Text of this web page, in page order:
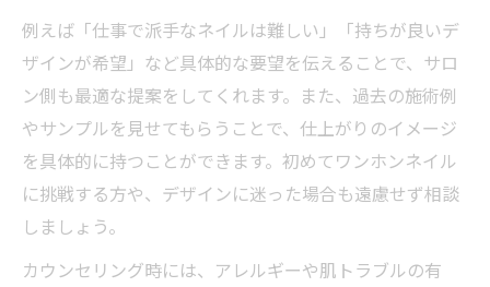
例えば「仕事で派手なネイルは難しい」「持ちが良いデ
ザインが希望」など具体的な要望を伝えることで、サロ
ン側も最適な提案をしてくれます。また、過去の施術例
やサンプルを見せてもらうことで、仕上がりのイメージ
を具体的に持つことができます。初めてワンホンネイル
に挑戦する方や、デザインに迷った場合も遠慮せず相談
しましょう。
カウンセリング時には、アレルギーや肌トラブルの有